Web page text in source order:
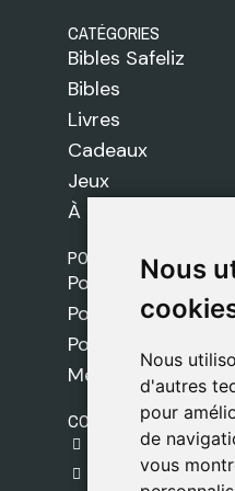
Nous
Nous
d'autres
pour
de
vous
Nous
Nous
d'autres
pour
de
vous
CATÉGORIES
Bibles Safeliz
Bibles
Livres
Cadeaux
Jeux
À propos de nous
POLITIQUES
Politique de
Politique de
Politique de
Mentions légales
CONTACT
C. del Pradillo, 6,